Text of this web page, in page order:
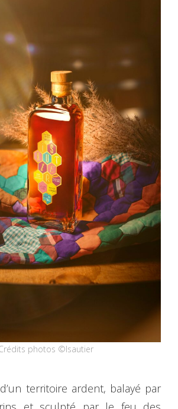
photos ©Isautier
territoire ardent, balayé par